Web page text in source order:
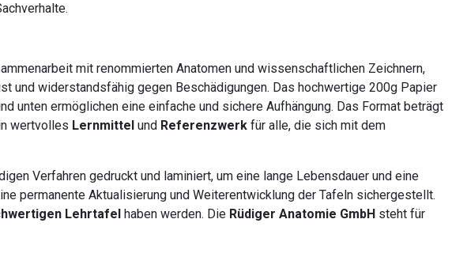
mit renommierten Anatomen und wissenschaftlichen Zeichnern,
und widerstandsfähig gegen Beschädigungen. Das hochwertige 200g Papier
unten ermöglichen eine einfache und sichere Aufhängung. Das Format beträgt
wertvolles Lernmittel und Referenzwerk für alle, die sich mit dem
Verfahren gedruckt und laminiert, um eine lange Lebensdauer und eine
permanente Aktualisierung und Weiterentwicklung der Tafeln sichergestellt.
Lehrtafel haben werden. Die Rüdiger Anatomie GmbH steht für